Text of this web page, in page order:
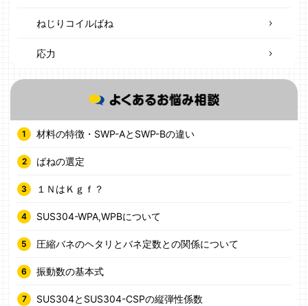
ねじりコイルばね
応力
材料の特徴・SWP-AとSWP-Bの違い
ばねの選定
１ＮはＫｇｆ？
SUS304-WPA,WPBについて
圧縮バネのヘタリとバネ定数との関係について
振動数の基本式
SUS304とSUS304-CSPの縦弾性係数